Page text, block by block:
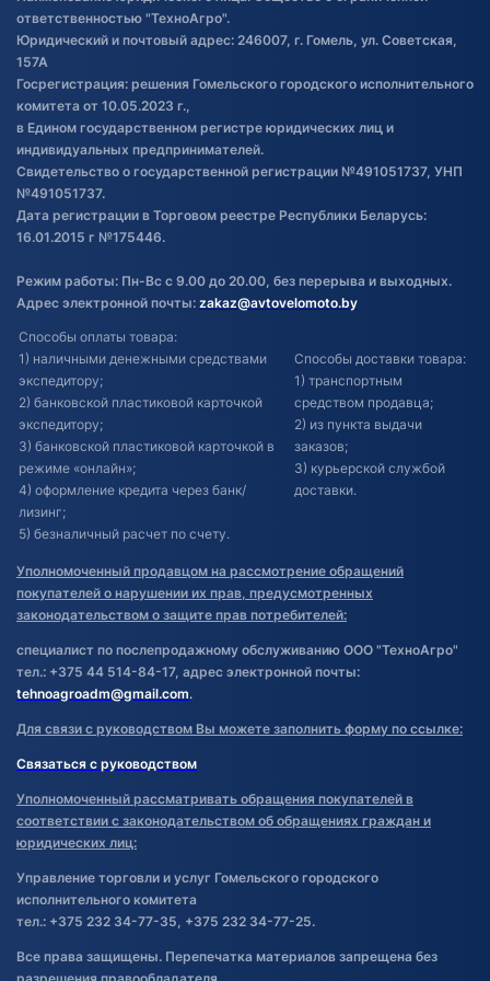
Обработка файлов cookie
Постановка транспорта на учет
Обновления в ЭПТС 2024
ответственностью "ТехноАгро".
Юридический и почтовый адрес: 246007, г. Гомель, ул. Советская,
157А
Госрегистрация: решения Гомельского городского исполнительного
комитета от 10.05.2023 г.,
в Едином государственном регистре юридических лиц и
индивидуальных предпринимателей.
Свидетельство о государственной регистрации №491051737, УНП
№491051737.
Дата регистрации в Торговом реестре Республики Беларусь:
16.01.2015 г №175446.
Режим работы: Пн-Вс с 9.00 до 20.00, без перерыва и выходных.
Адрес электронной почты: zakaz@avtovelomoto.by
Способы оплаты товара:
1) наличными денежными средствами
экспедитору;
2) банковской пластиковой карточкой
экспедитору;
3) банковской пластиковой карточкой в
режиме «онлайн»;
4) оформление кредита через банк/
лизинг;
5) безналичный расчет по счету.
Способы доставки товара:
1) транспортным
средством продавца;
2) из пункта выдачи
заказов;
3) курьерской службой
доставки.
Уполномоченный продавцом на рассмотрение обращений
покупателей о нарушении их прав, предусмотренных
законодательством о защите прав потребителей:
специалист по послепродажному обслуживанию ООО "ТехноАгро"
тел.: +375 44 514-84-17, адрес электронной почты:
tehnoagroadm@gmail.com.
Для связи с руководством Вы можете заполнить форму по ссылке:
Связаться с руководством
Уполномоченный рассматривать обращения покупателей в
соответствии с законодательством об обращениях граждан и
юридических лиц:
Управление торговли и услуг Гомельского городского
исполнительного комитета
тел.: +375 232 34-77-35, +375 232 34-77-25.
Все права защищены. Перепечатка материалов запрещена без